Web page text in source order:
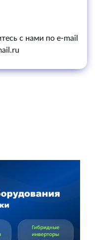
с нами по e-mail